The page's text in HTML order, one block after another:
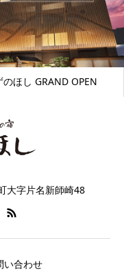
のほし GRAND OPEN
大字片名新師崎48
い合わせ